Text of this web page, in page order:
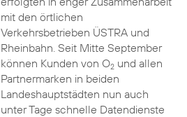
mit den örtlichen
Verkehrsbetrieben ÜSTRA und
Rheinbahn. Seit Mitte September
können Kunden von O2und allen
Partnermarken in beiden
Landeshauptstädten nun auch
unter Tage schnelle Datendienste